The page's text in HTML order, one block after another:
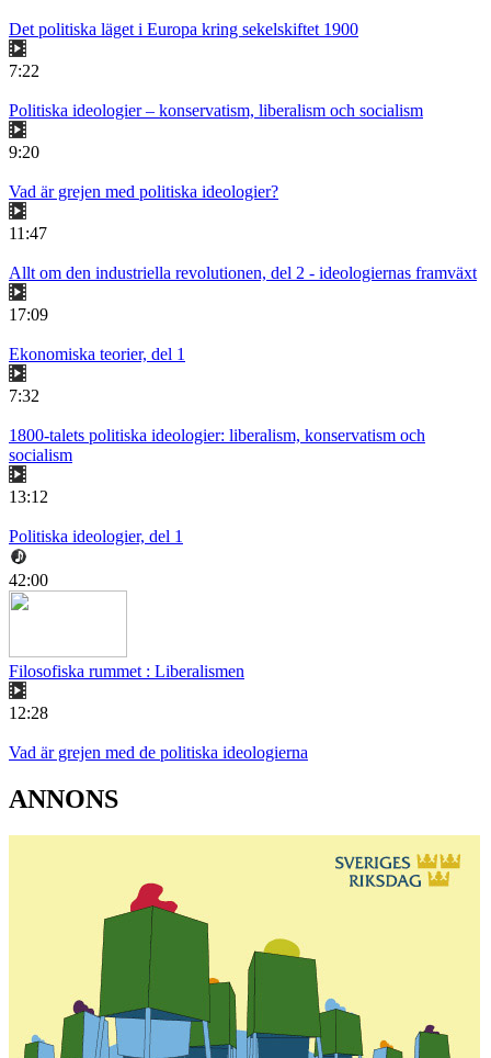
Det politiska läget i Europa kring sekelskiftet 1900
7:22
Politiska ideologier – konservatism, liberalism och socialism
9:20
Vad är grejen med politiska ideologier?
11:47
Allt om den industriella revolutionen, del 2 - ideologiernas framväxt
17:09
Ekonomiska teorier, del 1
7:32
1800-talets politiska ideologier: liberalism, konservatism och
socialism
13:12
Politiska ideologier, del 1
42:00
Filosofiska rummet : Liberalismen
12:28
Vad är grejen med de politiska ideologierna
ANNONS